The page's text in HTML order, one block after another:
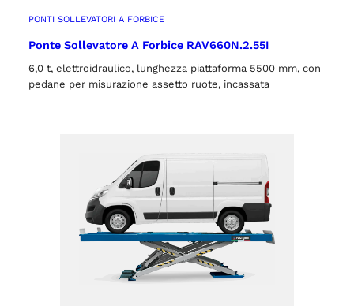
PONTI SOLLEVATORI A FORBICE
Ponte Sollevatore A Forbice RAV660N.2.55I
6,0 t, elettroidraulico, lunghezza piattaforma 5500 mm, con
pedane per misurazione assetto ruote, incassata